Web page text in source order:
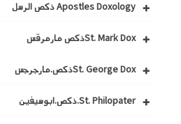
Apostles Doxology ذكص الرسل
St. Mark Doxذكص مارمرقس
St. George Doxذكص.مارجرجس
St. Philopater.ذكص.ابوسيفين